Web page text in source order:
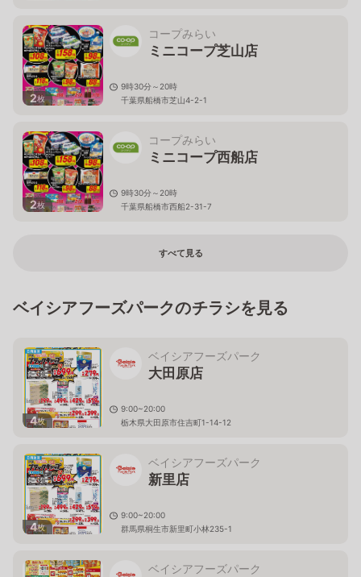
2枚
コープみらい
ミニコープ芝山店
9時30分～20時
千葉県船橋市芝山4-2-1
2枚
コープみらい
ミニコープ西船店
9時30分～20時
千葉県船橋市西船2-31-7
すべて見る
ベイシアフーズパークのチラシを見る
4枚
ベイシアフーズパーク
大田原店
9:00~20:00
栃木県大田原市住吉町1-14-12
4枚
ベイシアフーズパーク
新里店
9:00~20:00
群馬県桐生市新里町小林235-1
ベイシアフーズパーク